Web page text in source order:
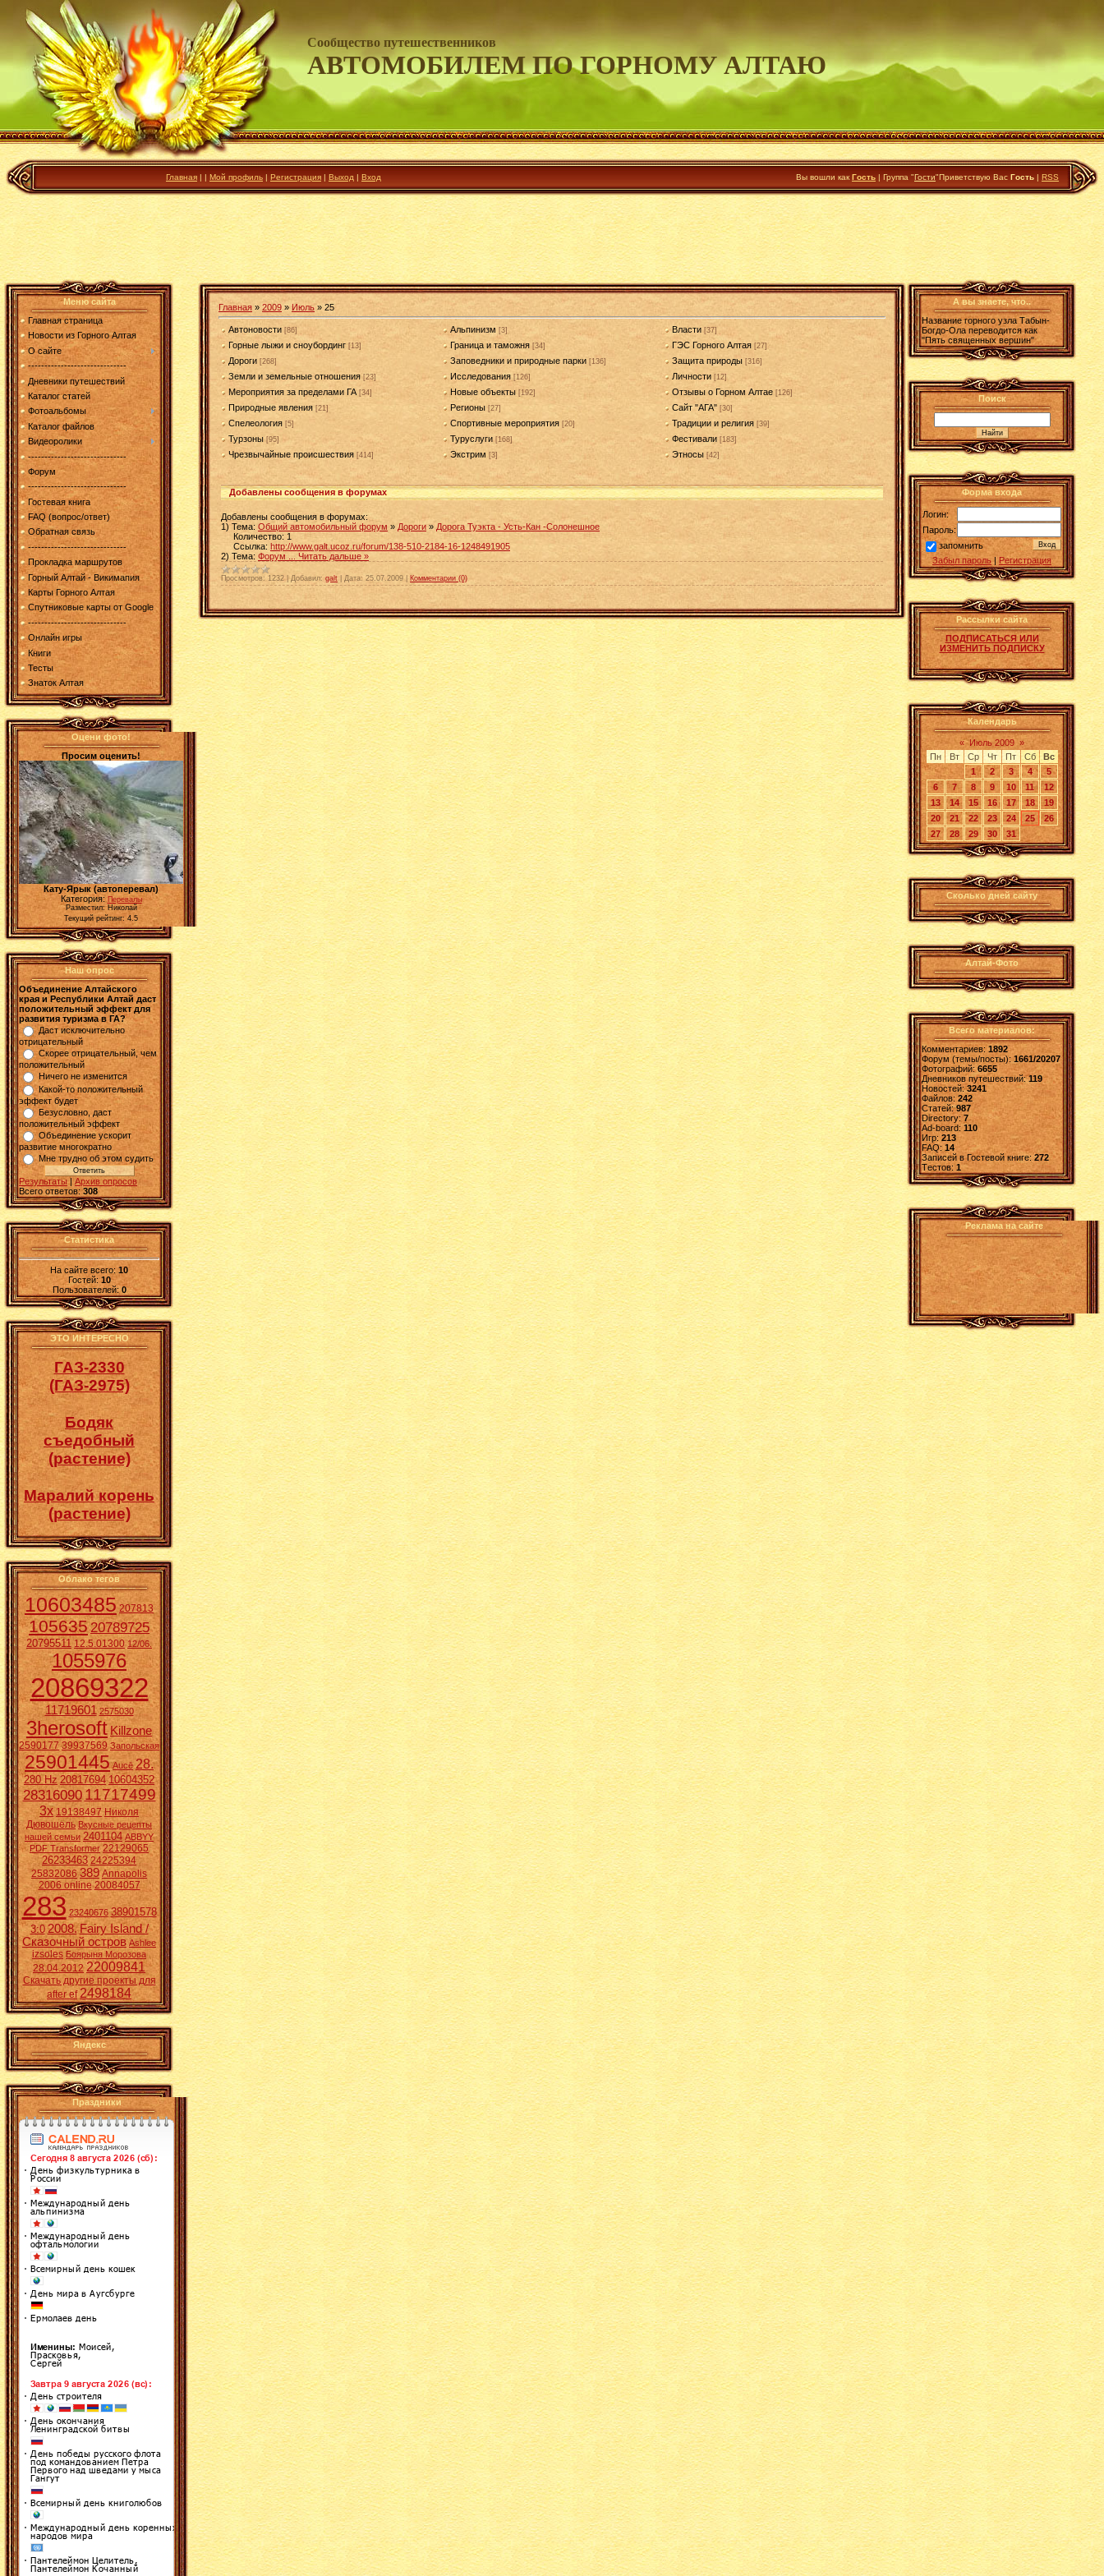
Сообщество путешественников
АВТОМОБИЛЕМ ПО ГОРНОМУ АЛТАЮ
Главная | | Мой профиль | Регистрация | Выход | Вход Вы вошли как Гость | Группа "Гости"Приветствую Вас Гость | RSS
Меню сайта
Главная страница
Новости из Горного Алтая
О сайте
------------------------------
Дневники путешествий
Каталог статей
Фотоальбомы
Каталог файлов
Видеоролики
------------------------------
Форум
------------------------------
Гостевая книга
FAQ (вопрос/ответ)
Обратная связь
------------------------------
Прокладка маршрутов
Горный Алтай - Викимапия
Карты Горного Алтая
Спутниковые карты от Google
------------------------------
Онлайн игры
Книги
Тесты
Знаток Алтая
Оцени фото!
Просим оценить!
Кату-Ярык (автоперевал)
Категория: Перевалы
Разместил: Николай
Текущий рейтинг: 4.5
Наш опрос
Объединение Алтайского
края и Республики Алтай даст
положительный эффект для
развития туризма в ГА?
Даст исключительно
отрицательный
Скорее отрицательный, чем
положительный
Ничего не изменится
Какой-то положительный
эффект будет
Безусловно, даст
положительный эффект
Объединение ускорит
развитие многократно
Мне трудно об этом судить
Результаты| Архив опросов
Всего ответов: 308
Статистика
На сайте всего:10
Гостей: 10
Пользователей: 0
ЭТО ИНТЕРЕСНО
ГАЗ-2330
(ГАЗ-2975)
Бодяк
съедобный
(растение)
Маралий корень
(растение)
Облако тегов
10603485 207813
10563520789725
20795511 12.5.01300 12/06.
1055976
20869322
11719601 2575030
3herosoft Killzone
2590177 39937569 Запольская
25901445 Aucē 28.
280 Hz 20817694 10604352
2831609011717499
3x 19138497 Николя
Дювошель Вкусные рецепты
нашей семьи 2401104 ABBYY
PDF Transformer 22129065
26233463 24225394
25832086 389 Annapolis
2006 online 20084057
283 23240676 38901578
3:0 2008. Fairy Island /
Сказочный остров Ashlee
izsoles Боярыня Морозова
28.04.2012 22009841
Скачать другие проекты для
after ef 2498184
Яндекс
Праздники
Главная » 2009 » Июль » 25
Автоновости [86] Альпинизм [3] Власти [37]
Горные лыжи и сноубординг [13] Граница и таможня [34] ГЭС Горного Алтая [27]
Дороги [268] Заповедники и природные парки [136] Защита природы [316]
Земли и земельные отношения [23] Исследования [126] Личности [12]
Мероприятия за пределами ГА [34] Новые объекты [192] Отзывы о Горном Алтае [126]
Природные явления [21] Регионы [27] Сайт "АГА" [30]
Спелеология [5] Спортивные мероприятия [20] Традиции и религия [39]
Турзоны [95] Туруслуги [168] Фестивали [183]
Чрезвычайные происшествия [414] Экстрим [3] Этносы [42]
Добавлены сообщения в форумах
Добавлены сообщения в форумах:
1) Тема: Общий автомобильный форум » Дороги» Дорога Туэкта - Усть-Кан -Солонешное
Количество: 1
Ссылка: http://www.galt.ucoz.ru/forum/138-510-2184-16-1248491905
2) Тема: Форум Читать дальше »
Просмотров: 1232 Добавил: galt Дата: 25.07.2009 Комментарии (0)
А вы знаете, что..
Название горного узла Табын-
Богдо-Ола переводится как
"Пять священных вершин"
Поиск
Форма входа
Логин:
Пароль:
запомнить
Забыл пароль | Регистрация
Рассылки сайта
ПОДПИСАТЬСЯ ИЛИ
ИЗМЕНИТЬ ПОДПИСКУ
Календарь
« Июль 2009 »
Пн
Вт Ср Чт Пт Сб
Вс
1
2 3 4
5
6
7 8 9 10 11
12
13
14 15 16 17 18
19
20
21 22 23 24 25
26
27
28 29 30 31
Сколько дней сайту
Алтай-Фото
Всего материалов:
Комментариев: 1892
Форум (темы/посты):1661/20207
Фотографий:6655
Дневников путешествий:119
Новостей:3241
Файлов: 242
Статей:987
Directory: 7
Ad-board:110
Игр: 213
FAQ:14
Записей в Гостевой книге:272
Tестов: 1
Реклама на сайте